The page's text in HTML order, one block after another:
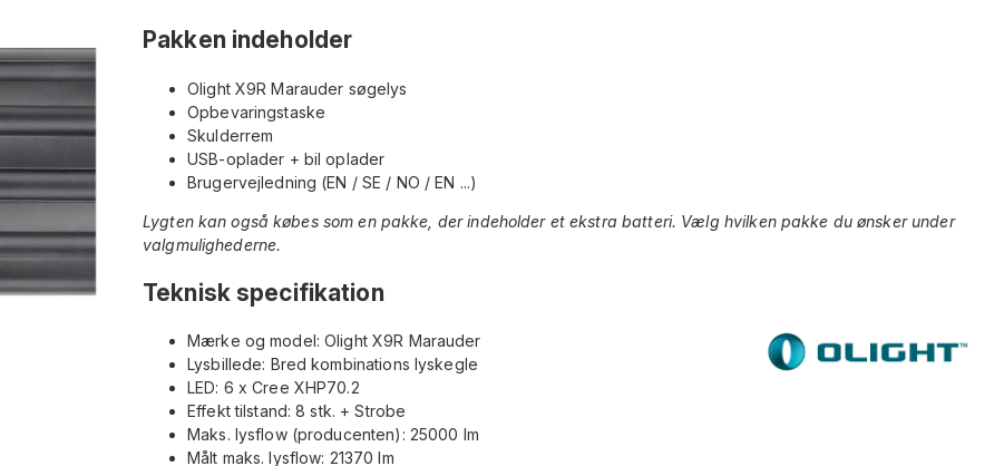
Pakken indeholder
Olight X9R Marauder søgelys
Opbevaringstaske
Skulderrem
USB-oplader + bil oplader
Brugervejledning (EN / SE / NO / EN ...)
Lygten kan også købes som en pakke, der indeholder et ekstra batteri. Vælg hvilken pakke du ønsker under
valgmulighederne.
Teknisk specifikation
Mærke og model: Olight X9R Marauder
Lysbillede: Bred kombinations lyskegle
LED: 6 x Cree XHP70.2
Effekt tilstand: 8 stk. + Strobe
Maks. lysflow (producenten): 25000 lm
Målt maks. lysflow: 21370 lm